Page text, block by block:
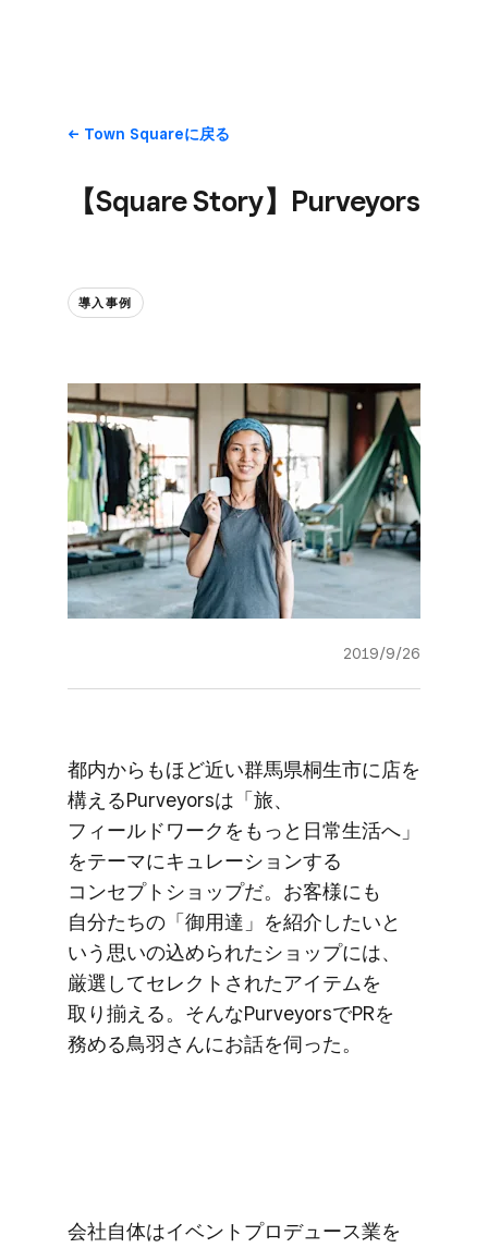
Town Squareに​戻る
【Square Story】Purveyors
導入事例
2019/9/26
都内からも​ほど​近い​群馬県桐生市に​店を​
構える​Purveyorsは​「旅、​
フィールドワークを​もっと​日常生活へ」
を​テーマに​キュレーションする​
コンセプトショップだ。​お客様にも​
自分たちの​「御用達」を​紹介したいと​
いう​思いの​込められた​ショップには、​
厳選して​セレクトされた​アイテムを​
取り揃える。​そんな​Purveyorsで​PRを​
務める​鳥羽さんに​お話を​伺った。
会社自体は​イベントプロデュース業を​